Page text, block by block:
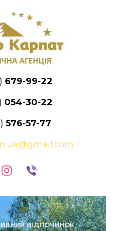
679-99-22
054-30-22
576-57-77
ВІДПОЧИНОК